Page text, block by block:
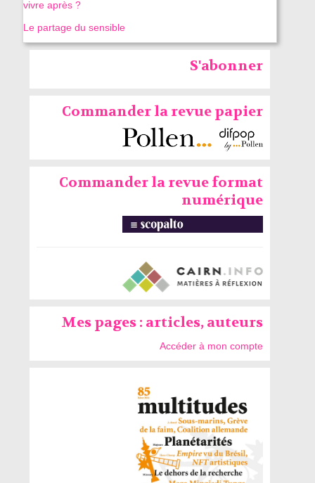
vivre après ?
Le partage du sensible
S'abonner
Commander la revue papier
Commander la revue format
numérique
Mes pages : articles, auteurs
Accéder à mon compte